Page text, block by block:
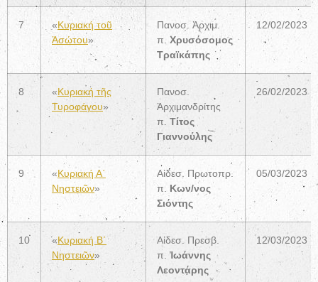
7 «Κυριακή τοῦ
Ἀσώτου»
Πανοσ. Ἀρχιμ.
π. Χρυσόσομος
Τραϊκάπης
12/02/2023
8 «Κυριακή τῆς
Τυροφάγου»
Πανοσ.
Ἀρχιμανδρίτης
π. Τίτος
Γιαννούλης
26/02/2023
9 «Κυριακή Α΄
Νηστειῶν»
Αἰδεσ. Πρωτοπρ.
π.
Κων/νος
Σιόντης
05/03/2023
10 «Κυριακή Β΄
Νηστειῶν»
Αἰδεσ. Πρεσβ.
π. Ἰωάννης
Λεοντάρης
12/03/2023